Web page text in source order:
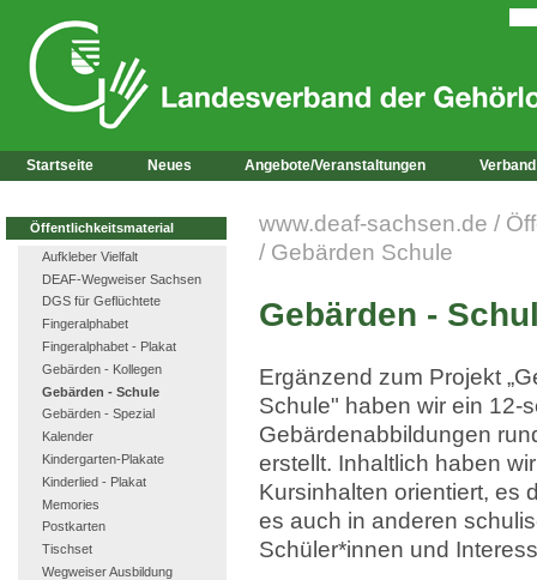
Startseite Neues Angebote/Veranstaltungen Verband
Öffentlichkeitsmaterial
Aufkleber Vielfalt
DEAF-Wegweiser Sachsen
DGS für Geflüchtete
Fingeralphabet
Fingeralphabet - Plakat
Gebärden - Kollegen
Gebärden - Schule
Gebärden - Spezial
Kalender
Kindergarten-Plakate
Kinderlied - Plakat
Memories
Postkarten
Tischset
Wegweiser Ausbildung
www.deaf-sachsen.de /
/ Gebärden Schule
Gebärden -
Ergänzend zum Projekt
Schule" haben wir ein 12-
Gebärdenabbildungen
erstellt. Inhaltlich haben
Kursinhalten orientiert, es
es auch in anderen
Schüler*innen und